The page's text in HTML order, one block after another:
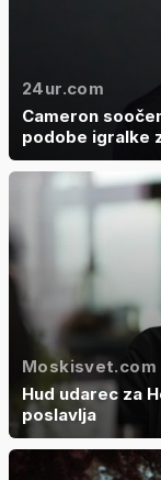
24ur.com
Cameron
podobe igralke
Moskisvet.com
Hud udarec za
poslavlja